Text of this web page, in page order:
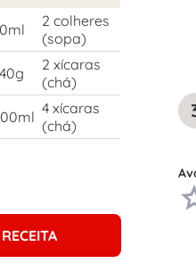
2 colheres
(sopa)
2 xícaras
(chá)
4 xícaras
(chá)